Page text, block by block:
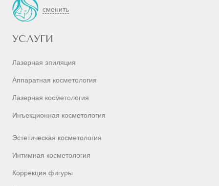
сменить
УСЛУГИ
Лазерная эпиляция
Аппаратная косметология
Лазерная косметология
Инъекционная косметология
Эстетическая косметология
Интимная косметология
Коррекция фигуры